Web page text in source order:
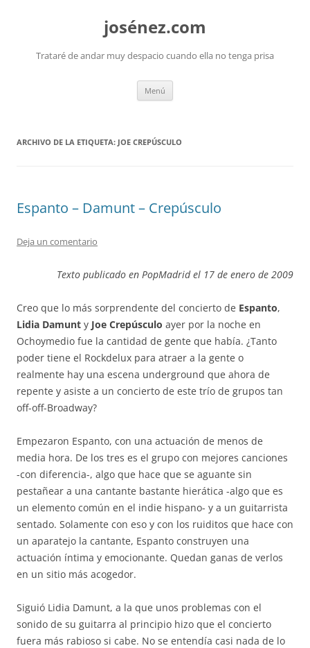
josénez.com
Trataré de andar muy despacio cuando ella no tenga prisa
Menú
ARCHIVO DE LA ETIQUETA: JOE CREPÚSCULO
Espanto – Damunt – Crepúsculo
Deja un comentario
Texto publicado en PopMadrid el 17 de enero de 2009
Creo que lo más sorprendente del concierto de Espanto,
Lidia Damunt y Joe Crepúsculo ayer por la noche en
Ochoymedio fue la cantidad de gente que había. ¿Tanto
poder tiene el Rockdelux para atraer a la gente o
realmente hay una escena underground que ahora de
repente y asiste a un concierto de este trío de grupos tan
off-off-Broadway?
Empezaron Espanto, con una actuación de menos de
media hora. De los tres es el grupo con mejores canciones
-con diferencia-, algo que hace que se aguante sin
pestañear a una cantante bastante hierática -algo que es
un elemento común en el indie hispano- y a un guitarrista
sentado. Solamente con eso y con los ruiditos que hace con
un aparatejo la cantante, Espanto construyen una
actuación íntima y emocionante. Quedan ganas de verlos
en un sitio más acogedor.
Siguió Lidia Damunt, a la que unos problemas con el
sonido de su guitarra al principio hizo que el concierto
fuera más rabioso si cabe. No se entendía casi nada de lo